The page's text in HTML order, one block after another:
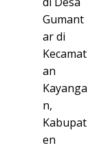
Gumant
ar di
Kecamat
an
Kayanga
n,
Kabupat
en